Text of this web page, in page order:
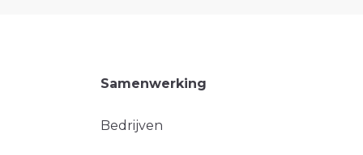
Samenwerking
Bedrijven